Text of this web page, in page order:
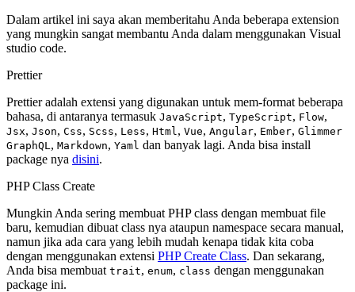
Dalam artikel ini saya akan memberitahu Anda beberapa extension
yang mungkin sangat membantu Anda dalam menggunakan Visual
studio code.
Prettier
Prettier adalah extensi yang digunakan untuk mem-format beberapa
bahasa, di antaranya termasuk JavaScript, TypeScript, Flow,
Jsx, Json, Css, Scss, Less, Html , Vue, Angular, Ember, Glimmer
GraphQL , Markdown, Yaml dan banyak lagi. Anda bisa install
package nya disini.
PHP Class Create
Mungkin Anda sering membuat PHP class dengan membuat file
baru, kemudian dibuat class nya ataupun namespace secara manual,
namun jika ada cara yang lebih mudah kenapa tidak kita coba
dengan menggunakan extensi PHP Create Class. Dan sekarang,
Anda bisa membuat trait, enum, class dengan menggunakan
package ini.